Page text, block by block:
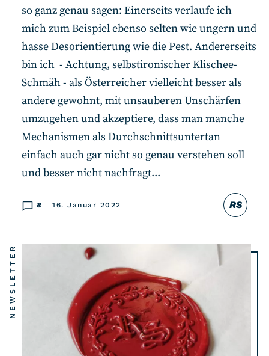
RS
8 16. Januar 2022
so ganz genau sagen: Einerseits verlaufe ich
mich zum Beispiel ebenso selten wie ungern und
hasse Desorientierung wie die Pest. Andererseits
bin ich - Achtung, selbstironischer Klischee-
Schmäh - als Österreicher vielleicht besser als
andere gewohnt, mit unsauberen Unschärfen
umzugehen und akzeptiere, dass man manche
Mechanismen als Durchschnittsuntertan
einfach auch gar nicht so genau verstehen soll
und besser nicht nachfragt...
NEWSLETTER